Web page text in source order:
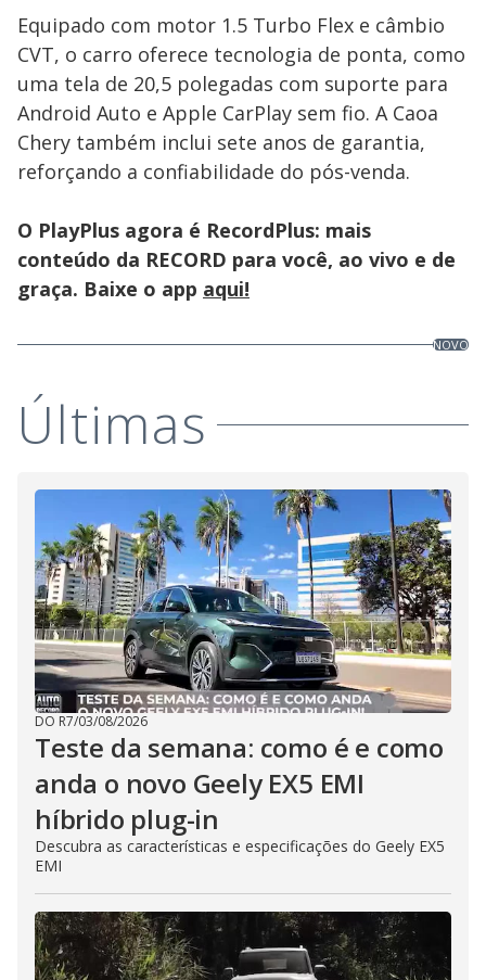
Equipado com motor 1.5 Turbo Flex e câmbio
CVT, o carro oferece tecnologia de ponta, como
uma tela de 20,5 polegadas com suporte para
Android Auto e Apple CarPlay sem fio. A Caoa
Chery também inclui sete anos de garantia,
reforçando a confiabilidade do pós-venda.
O PlayPlus agora é RecordPlus: mais
conteúdo da RECORD para você, ao vivo e de
graça. Baixe o app aqui!
NOVO
Últimas
DO R7/03/08/2026
Teste da semana: como é e como
anda o novo Geely EX5 EMI
híbrido plug-in
Descubra as características e especificações do Geely EX5
EMI